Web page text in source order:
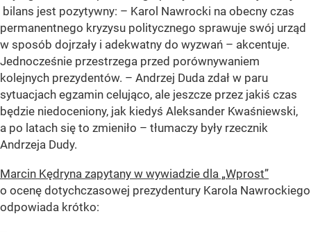
bilans jest pozytywny: – Karol Nawrocki na obecny czas
permanentnego kryzysu politycznego sprawuje swój urząd
w sposób dojrzały i adekwatny do wyzwań – akcentuje.
Jednocześnie przestrzega przed porównywaniem
kolejnych prezydentów. – Andrzej Duda zdał w paru
sytuacjach egzamin celująco, ale jeszcze przez jakiś czas
będzie niedoceniony, jak kiedyś Aleksander Kwaśniewski,
a po latach się to zmieniło – tłumaczy były rzecznik
Andrzeja Dudy.
Marcin Kędryna zapytany w wywiadzie dla „Wprost”
o ocenę dotychczasowej prezydentury Karola Nawrockiego
odpowiada krótko: